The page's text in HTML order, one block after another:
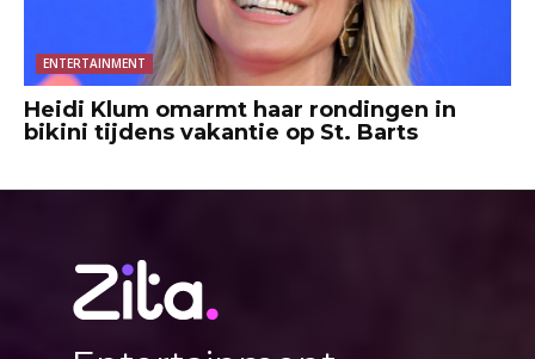
ENTERTAINMENT
Heidi Klum omarmt haar rondingen in
bikini tijdens vakantie op St. Barts